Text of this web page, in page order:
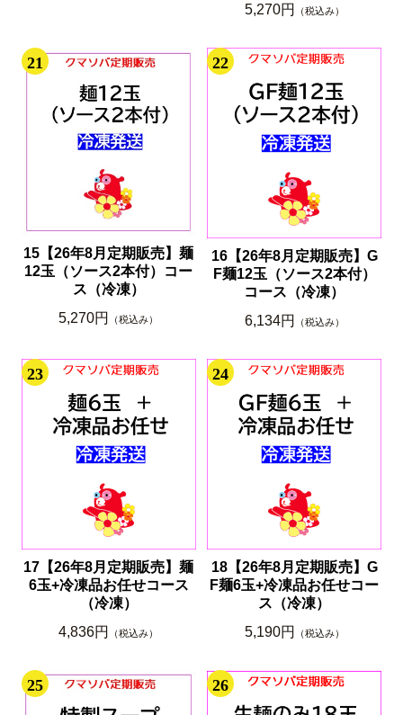
5,270円
（税込み）
21
15【26年8月定期販売】麺
12玉（ソース2本付）コー
ス（冷凍）
5,270円
（税込み）
22
16【26年8月定期販売】G
F麺12玉（ソース2本付）
コース（冷凍）
6,134円
（税込み）
23
17【26年8月定期販売】麺
6玉+冷凍品お任せコース
（冷凍）
4,836円
（税込み）
24
18【26年8月定期販売】G
F麺6玉+冷凍品お任せコー
ス（冷凍）
5,190円
（税込み）
25 26